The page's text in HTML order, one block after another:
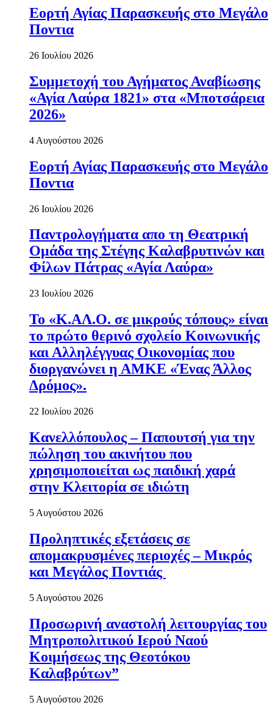
Εορτή Αγίας Παρασκευής στο Μεγάλο
Ποντια
26 Ιουλίου 2026
Συμμετοχή του Αγήματος Αναβίωσης
«Αγία Λαύρα 1821» στα «Μποτσάρεια
2026»
4 Αυγούστου 2026
Εορτή Αγίας Παρασκευής στο Μεγάλο
Ποντια
26 Ιουλίου 2026
Παντρολογήματα απο τη Θεατρική
Ομάδα της Στέγης Καλαβρυτινών και
Φίλων Πάτρας «Αγία Λαύρα»
23 Ιουλίου 2026
Το «Κ.ΑΛ.Ο. σε μικρούς τόπους» είναι
το πρώτο θερινό σχολείο Κοινωνικής
και Αλληλέγγυας Οικονομίας που
διοργανώνει η ΑΜΚΕ «Ένας Άλλος
Δρόμος».
22 Ιουλίου 2026
Κανελλόπουλος – Παπουτσή για την
πώληση του ακινήτου που
χρησιμοποιείται ως παιδική χαρά
στην Κλειτορία σε ιδιώτη
5 Αυγούστου 2026
Προληπτικές εξετάσεις σε
απομακρυσμένες περιοχές – Μικρός
και Μεγάλος Ποντιάς
5 Αυγούστου 2026
Προσωρινή αναστολή λειτουργίας του
Μητροπολιτικού Ιερού Ναού
Κοιμήσεως της Θεοτόκου
Καλαβρύτων”
5 Αυγούστου 2026